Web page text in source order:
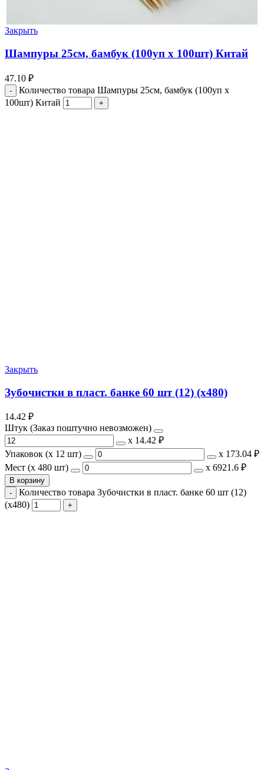
Закрыть
Шампуры 25см, бамбук (100уп х 100шт) Китай
47.10 ₽
Количество товара Шампуры 25см, бамбук (100уп х
100шт) Китай
Закрыть
Зубочистки в пласт. банке 60 шт (12) (х480)
14.42 ₽
Штук (Заказ поштучно невозможен)
х 14.42 ₽
Упаковок (x 12 шт)
х 173.04 ₽
Мест (x 480 шт)
х 6921.6 ₽
В корзину
Количество товара Зубочистки в пласт. банке 60 шт (12)
(х480)